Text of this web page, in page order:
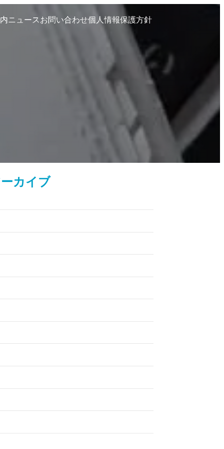
ニュースお問い合わせ個人情報保護方針
カイブ